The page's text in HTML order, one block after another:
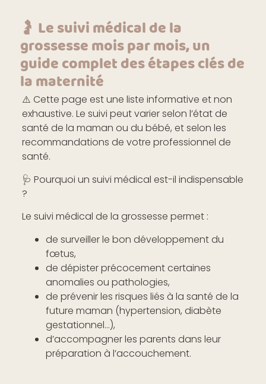
🤰 Le suivi médical de la
grossesse mois par mois, un
guide complet des étapes clés de
la maternité
⚠️ Cette page est une liste informative et non
exhaustive. Le suivi peut varier selon l’état de
santé de la maman ou du bébé, et selon les
recommandations de votre professionnel de
santé.
🩺 Pourquoi un suivi médical est-il indispensable
?
Le suivi médical de la grossesse permet :
de surveiller le bon développement du
fœtus,
de dépister précocement certaines
anomalies ou pathologies,
de prévenir les risques liés à la santé de la
future maman (hypertension, diabète
gestationnel…),
d’accompagner les parents dans leur
préparation à l’accouchement.